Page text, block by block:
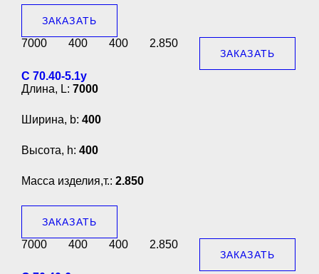
ЗАКАЗАТЬ
7000 400 400 2.850
ЗАКАЗАТЬ
С 70.40-5.1у
Длина, L: 7000
Ширина, b: 400
Высота, h: 400
Масса изделия,т.: 2.850
ЗАКАЗАТЬ
7000 400 400 2.850
ЗАКАЗАТЬ